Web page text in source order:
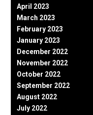
April 2023
March 2023
February 2023
January 2023
December 2022
November 2022
October 2022
September 2022
August 2022
July 2022